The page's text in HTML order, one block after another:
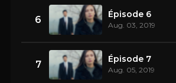
6 Épisode 6
Aug. 03, 2019
7 Épisode 7
Aug. 05, 2019